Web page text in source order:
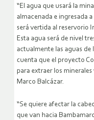
“El agua que usará la
almacenada e ingresada
será vertida al reservorio
Esta agua será de nivel
actualmente las aguas de
cuenta que el proyecto
para extraer los
Marco Balcázar.
“Se quiere afectar la
que van hacia